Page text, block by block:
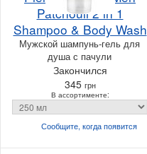
Patchouli 2 in 1
Shampoo & Body Wash
Мужской шампунь-гель для
душа с пачули
Закончился
345 грн
В ассортименте:
Сообщите, когдапоявится